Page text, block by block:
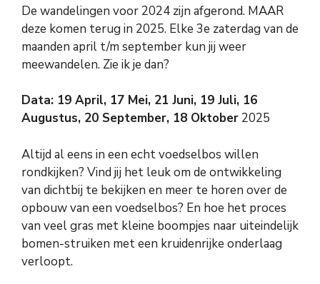
De wandelingen voor 2024 zijn afgerond. MAAR
deze komen terug in 2025. Elke 3e zaterdag van de
maanden april t/m september kun jij weer
meewandelen. Zie ik je dan?
Data: 19 April, 17 Mei, 21 Juni, 19 Juli, 16
Augustus, 20 September, 18 Oktober 2025
Altijd al eens in een echt voedselbos willen
rondkijken? Vind jij het leuk om de ontwikkeling
van dichtbij te bekijken en meer te horen over de
opbouw van een voedselbos? En hoe het proces
van veel gras met kleine boompjes naar uiteindelijk
bomen-struiken met een kruidenrijke onderlaag
verloopt.